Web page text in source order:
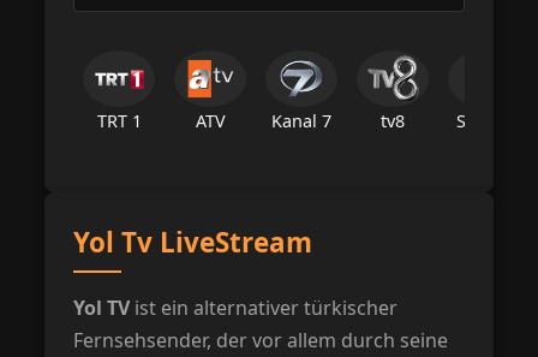
TRT 1 ATV Kanal 7 tv8 Star Tv
Yol Tv LiveStream
Yol TVist ein alternativer türkischer
Fernsehsender, der vor allem durch seine